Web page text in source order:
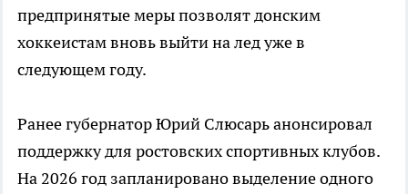
предпринятые меры позволят донским
хоккеистам вновь выйти на лед уже в
следующем году.
Ранее губернатор Юрий Слюсарь анонсировал
поддержку для ростовских спортивных клубов.
На 2026 год запланировано выделение одного